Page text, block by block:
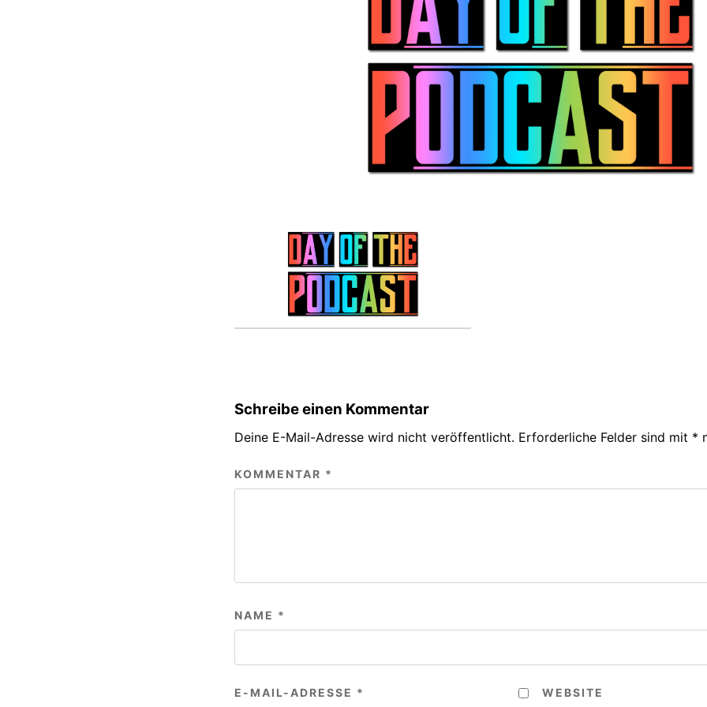
Schreibe einen Kommentar
Deine E-Mail-Adresse wird nicht veröffentlicht. Erforderliche Felder sind mit *
KOMMENTAR *
NAME *
E-MAIL-ADRESSE *
WEBSITE